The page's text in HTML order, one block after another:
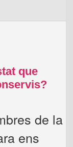
que
de la
ens